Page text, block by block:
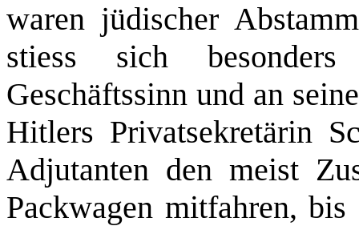
waren jüdischer
stiess sich
Geschäftssinn und an
Hitlers Privatsekretärin
Adjutanten den meist
Packwagen mitfahren,